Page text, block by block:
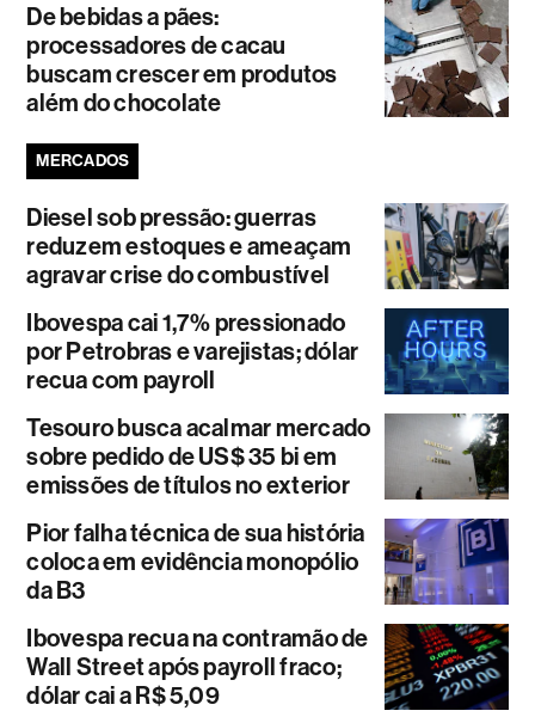
De bebidas a pães:
processadores de cacau
buscam crescer em produtos
além do chocolate
MERCADOS
Diesel sob pressão: guerras
reduzem estoques e ameaçam
agravar crise do combustível
Ibovespa cai 1,7% pressionado
por Petrobras e varejistas; dólar
recua com payroll
Tesouro busca acalmar mercado
sobre pedido de US$ 35 bi em
emissões de títulos no exterior
Pior falha técnica de sua história
coloca em evidência monopólio
da B3
Ibovespa recua na contramão de
Wall Street após payroll fraco;
dólar cai a R$ 5,09